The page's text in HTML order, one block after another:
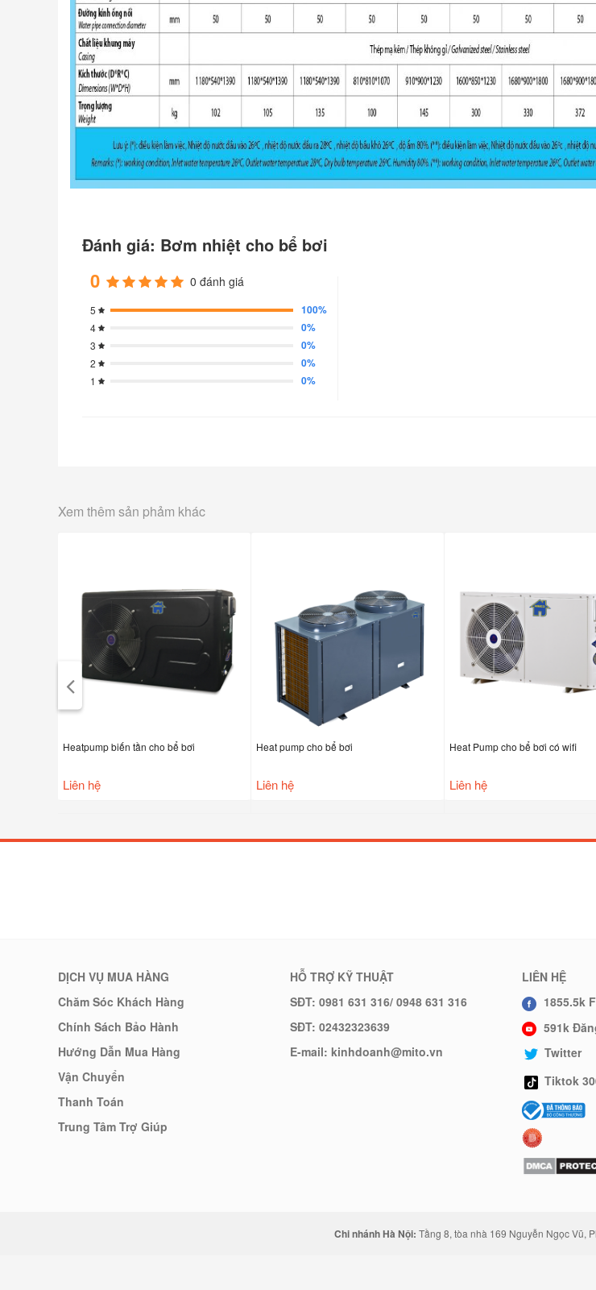
Đánh giá: Bơm nhiệt cho bể bơi
0 0 đánh giá
5 100%
4 0%
3 0%
2 0%
1 0%
Xem thêm sản phảm khác
Heatpump biến tần cho bể bơi
Liên hệ
Heat pump cho bể bơi
Liên hệ
Heat Pump cho bể bơi có wifi
Liên hệ
DỊCH VỤ MUA HÀNG
Chăm Sóc Khách Hàng
Chính Sách Bảo Hành
Hướng Dẫn Mua Hàng
Vận Chuyển
Thanh Toán
Trung Tâm Trợ Giúp
HỖ TRỢ KỸ THUẬT
SĐT: 0981 631 316/ 0948 631 316
SĐT: 02432323639
E-mail: kinhdoanh@mito.vn
LIÊN HỆ
1855.5k
591k
Twitter
Tiktok
Chi nhánh Hà Nội: Tầng 8, tòa nhà 169 Nguyễn Ngọc Vũ,